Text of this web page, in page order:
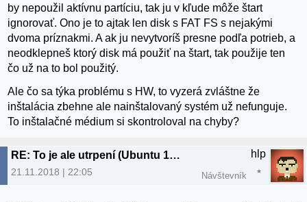
by nepoužil aktívnu partíciu, tak ju v kľude môže štart
ignorovať. Ono je to ajtak len disk s FAT FS s nejakými
dvoma príznakmi. A ak ju nevytvoríš presne podľa potrieb, a
neodklepneš ktorý disk má použiť na štart, tak použije ten
čo už na to bol použitý.
Ale čo sa týka problému s HW, to vyzerá zvláštne že
inštalácia zbehne ale nainštalovaný systém už nefunguje.
To inštalačné médium si skontroloval na chyby?
RE: To je ale utrpení (Ubuntu 18.04.1)
21.11.2018 | 22:05
hlp
Návštevník